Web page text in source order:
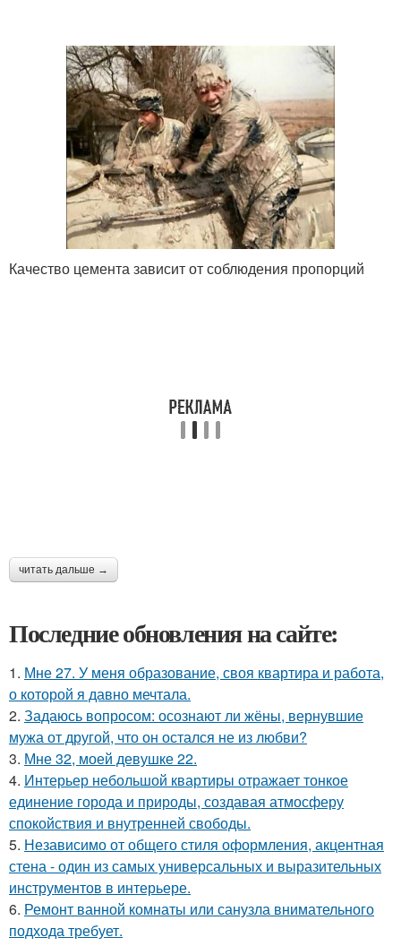
Качество цемента зависит от соблюдения пропорций
читать дальше →
Последние обновления на сайте:
1. Мне 27. У меня образование, своя квартира и работа,
о которой я давно мечтала.
2. Задаюсь вопросом: осознают ли жёны, вернувшие
мужа от другой, что он остался не из любви?
3. Мне 32, моей девушке 22.
4. Интерьер небольшой квартиры отражает тонкое
единение города и природы, создавая атмосферу
спокойствия и внутренней свободы.
5. Независимо от общего стиля оформления, акцентная
стена - один из самых универсальных и выразительных
инструментов в интерьере.
6. Ремонт ванной комнаты или санузла внимательного
подхода требует.